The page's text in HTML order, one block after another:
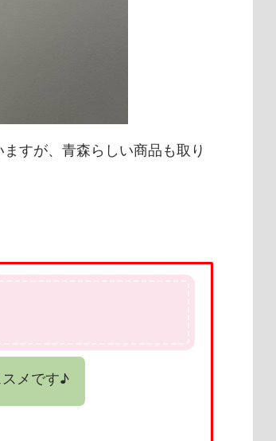
すが、青森らしい商品も取り
メです♪